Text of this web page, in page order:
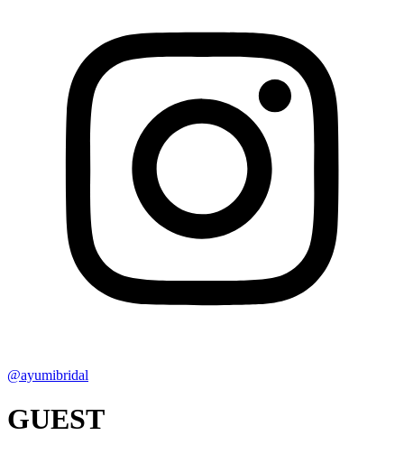
@ayumibridal
GUEST